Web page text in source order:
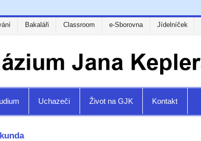
Bakaláři Classroom e-Sborovna Jídelníček
Uchazeči Život na GJK Kontakt